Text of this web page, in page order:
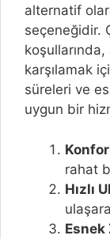
alternatif
seçeneğidir.
koşullarında,
karşılamak
süreleri ve
uygun bir
rahat
Hızlı
Esnek